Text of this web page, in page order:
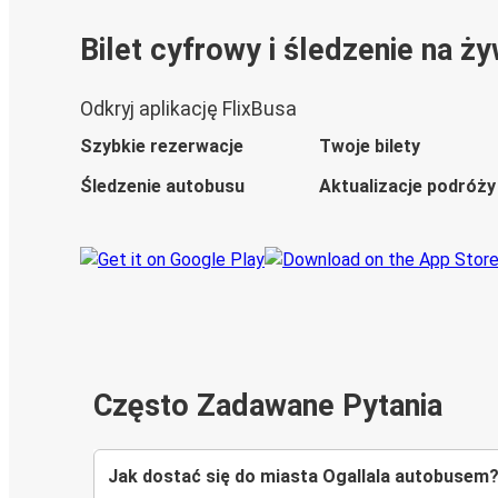
Bilet cyfrowy i śledzenie na
Odkryj aplikację FlixBusa
Szybkie rezerwacje
Twoje bilety
Śledzenie autobusu
Aktualizacje podróży
Często Zadawane Pytania
Jak dostać się do miasta Ogallala autobusem?